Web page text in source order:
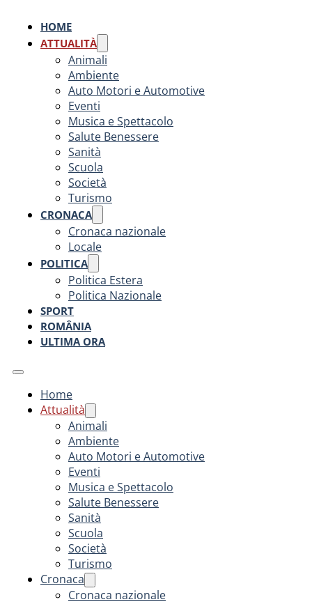
HOME
ATTUALITÀ
Animali
Ambiente
Auto Motori e Automotive
Eventi
Musica e Spettacolo
Salute Benessere
Sanità
Scuola
Società
Turismo
CRONACA
Cronaca nazionale
Locale
POLITICA
Politica Estera
Politica Nazionale
SPORT
ROMÂNIA
ULTIMA ORA
Home
Attualità
Animali
Ambiente
Auto Motori e Automotive
Eventi
Musica e Spettacolo
Salute Benessere
Sanità
Scuola
Società
Turismo
Cronaca
Cronaca nazionale